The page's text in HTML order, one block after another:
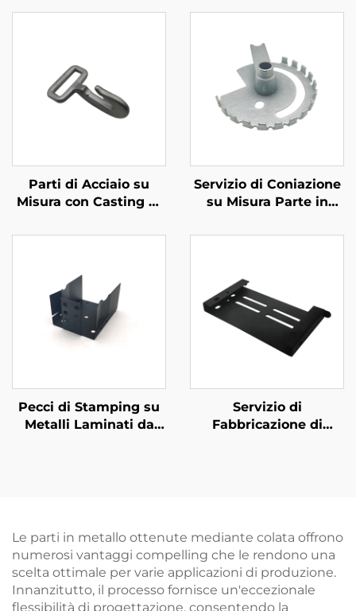
Parti di Acciaio su
Misura con Casting di
Servizio di Coniazione
su Misura Parte in
Pecci di Stamping su
Metalli Laminati da
Servizio di
Fabbricazione di
Le parti in metallo ottenute mediante colata offrono
numerosi vantaggi compelling che le rendono una
scelta ottimale per varie applicazioni di produzione.
Innanzitutto, il processo fornisce un'eccezionale
flessibilità di progettazione, consentendo la